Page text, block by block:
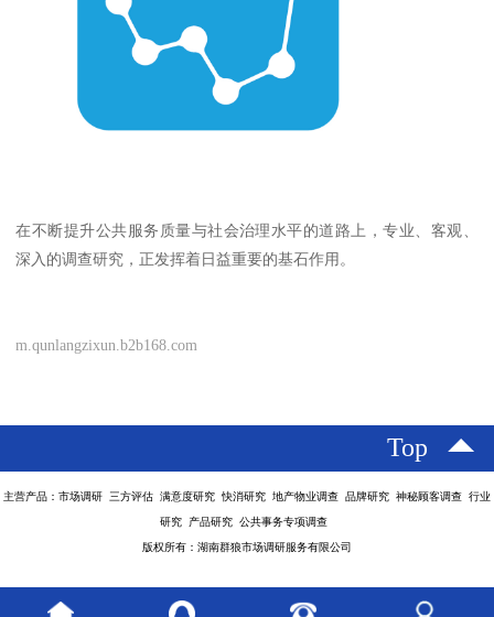
在不断提升公共服务质量与社会治理水平的道路上，专业、客观、
深入的调查研究，正发挥着日益重要的基石作用。
m.qunlangzixun.b2b168.com
Top
主营产品：市场调研 三方评估 满意度研究 快消研究 地产物业调查 品牌研究 神秘顾客调查 行业
研究 产品研究 公共事务专项调查
版权所有：湖南群狼市场调研服务有限公司